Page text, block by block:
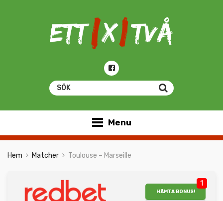
Menu
Hem Matcher Toulouse – Marseille
1
HÄMTA BONUS!